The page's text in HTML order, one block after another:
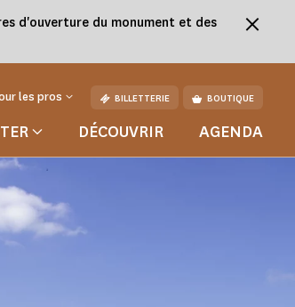
d'ouverture du monument et des
les pros BILLETTERIE BOUTIQUE
DÉCOUVRIR AGENDA